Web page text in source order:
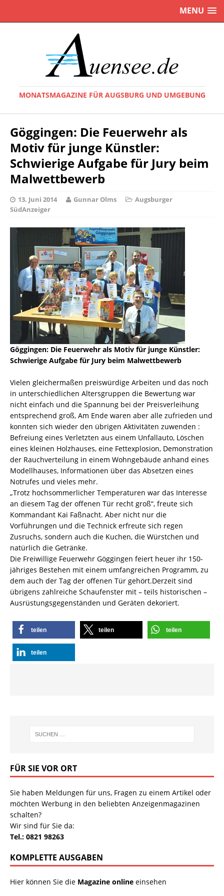
MENU
MONATSMAGAZINE FÜR AUGSBURG UND UMGEBUNG
Göggingen: Die Feuerwehr als
Motiv für junge Künstler:
Schwierige Aufgabe für Jury beim
Malwettbewerb
13. Juni 2014 Gunnar Olms
Augsburger
SüdAnzeiger
Göggingen: Die Feuerwehr als Motiv für junge Künstler:
Schwierige Aufgabe für Jury beim Malwettbewerb
Vielen gleichermaßen preiswürdige Arbeiten und das noch
in unterschiedlichen Altersgruppen die Bewertung war
nicht einfach und die Spannung bei der Preisverleihung
entsprechend groß, Am Ende waren aber alle zufrieden und
konnten sich wieder den übrigen Aktivitäten zuwenden :
Befreiung eines Verletzten aus einem Unfallauto, Löschen
eines kleinen Holzhauses, eine Fettexplosion, Demonstration
der Rauchverteilung in einem Wohngebäude anhand eines
Modellhauses, Informationen über das Absetzen eines
Notrufes und vieles mehr.
„Trotz hochsommerlicher Temperaturen war das Interesse
an diesem Tag der offenen Tür recht groß“, freute sich
Kommandant Kai Faßnacht. Aber nicht nur die
Vorführungen und die Technick erfreute sich regen
Zusruchs, sondern auch die Kuchen, die Würstchen und
natürlich die Getränke.
Die Freiwillige Feuerwehr Göggingen feiert heuer ihr 150-
jähriges Bestehen mit einem umfangreichen Programm, zu
dem auch der Tag der offenen Tür gehört.Derzeit sind
übrigens zahlreiche Schaufenster mit – teils historischen –
Ausrüstungsgegenständen und Geräten dekoriert.
teilen teilen teilen
teilen
FÜR SIE VOR ORT
Sie haben Meldungen für uns, Fragen zu einem Artikel oder
möchten Werbung in den beliebten Anzeigenmagazinen
schalten?
Wir sind für Sie da:
Tel.: 0821 98263
KOMPLETTE AUSGABEN
Hier können Sie die Magazine online einsehen